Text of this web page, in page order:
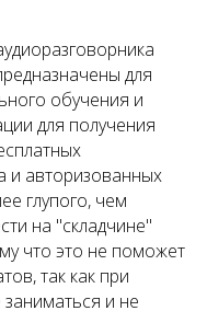
для
обучения и
для получения
и авторизованных
глупого, чем
на "складчине"
что это не поможет
так как при
и не